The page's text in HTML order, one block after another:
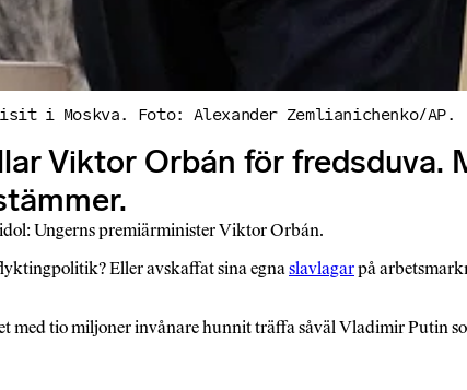
i Moskva. Foto: Alexander Zemlianichenko/AP.
Viktor Orbán för
Ungerns premiärminister Viktor Orbán.
Eller avskaffat sina egnaslavlagarpå
med tio miljoner invånare hunnit träffa såväl Vladimir Putin